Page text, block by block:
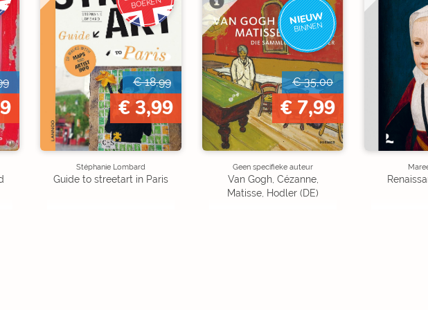
BOEKEN
€ 18,99
€ 3,99
Stéphanie Lombard
Guide to streetart in Paris
NIEUW
BINNEN
€ 35,00
€ 7,99
Geen specifieke auteur
Van Gogh, Cézanne,
Matisse, Hodler (DE)